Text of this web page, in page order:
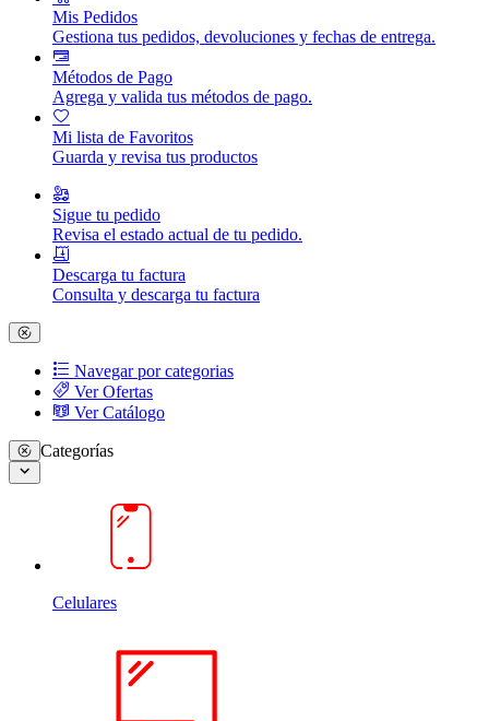
Mis Pedidos
Gestiona tus pedidos, devoluciones y fechas de entrega.
Métodos de Pago
Agrega y valida tus métodos de pago.
Mi lista de Favoritos
Guarda y revisa tus productos
Sigue tu pedido
Revisa el estado actual de tu pedido.
Descarga tu factura
Consulta y descarga tu factura
Navegar por categorias
Ver Ofertas
Ver Catálogo
Categorías
Celulares